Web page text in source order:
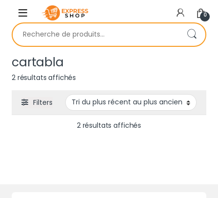
Skip to navigation
Skip to content
0
Recherche pour :
cartabla
2 résultats affichés
Filters
2 résultats affichés